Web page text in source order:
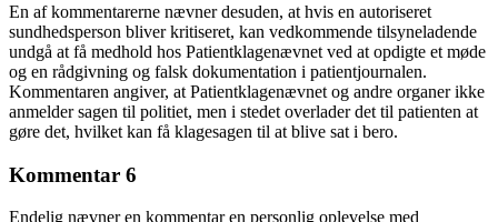
En af kommentarerne nævner desuden, at hvis en autoriseret
sundhedsperson bliver kritiseret, kan vedkommende tilsyneladende
undgå at få medhold hos Patientklagenævnet ved at opdigte et møde
og en rådgivning og falsk dokumentation i patientjournalen.
Kommentaren angiver, at Patientklagenævnet og andre organer ikke
anmelder sagen til politiet, men i stedet overlader det til patienten at
gøre det, hvilket kan få klagesagen til at blive sat i bero.
Kommentar 6
Endelig nævner en kommentar en personlig oplevelse med